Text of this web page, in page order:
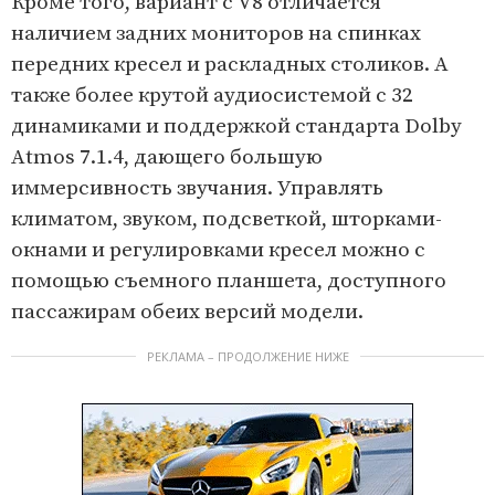
4 e
m
1
o
f
4
наличием задних мониторов на спинках
передних кресел и раскладных столиков. А
также более крутой аудиосистемой с 32
динамиками и поддержкой стандарта Dolby
Atmos 7.1.4, дающего большую
иммерсивность звучания. Управлять
климатом, звуком, подсветкой, шторками-
окнами и регулировками кресел можно с
помощью съемного планшета, доступного
пассажирам обеих версий модели.
РЕКЛАМА – ПРОДОЛЖЕНИЕ НИЖЕ